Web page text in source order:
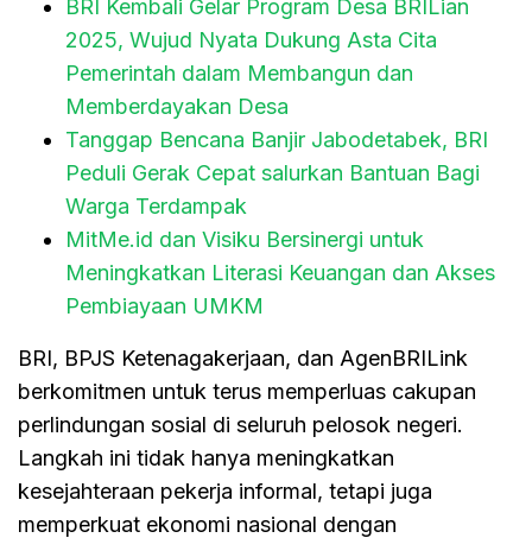
BRI Kembali Gelar Program Desa BRILian
2025, Wujud Nyata Dukung Asta Cita
Pemerintah dalam Membangun dan
Memberdayakan Desa
Tanggap Bencana Banjir Jabodetabek, BRI
Peduli Gerak Cepat salurkan Bantuan Bagi
Warga Terdampak
MitMe.id dan Visiku Bersinergi untuk
Meningkatkan Literasi Keuangan dan Akses
Pembiayaan UMKM
BRI, BPJS Ketenagakerjaan, dan AgenBRILink
berkomitmen untuk terus memperluas cakupan
perlindungan sosial di seluruh pelosok negeri.
Langkah ini tidak hanya meningkatkan
kesejahteraan pekerja informal, tetapi juga
memperkuat ekonomi nasional dengan